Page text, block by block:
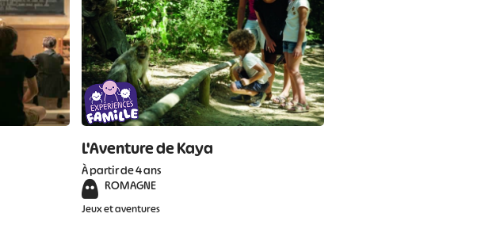
L'Aventure de Kaya
À partir de 4 ans
ROMAGNE
Jeux et aventures